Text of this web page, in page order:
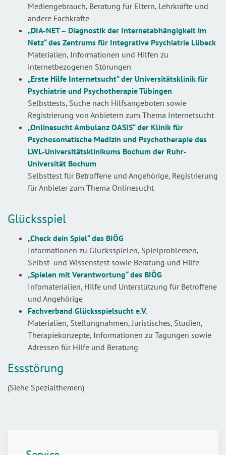
Mediengebrauch, Beratung für Eltern, Lehrkräfte und
andere Fachkräfte
„DIA-NET – Diagnostik der Internetabhängigkeit im
Netz“ des Zentrums für Integrative Psychiatrie Lübeck
Materialien, Informationen und Hilfen zu
internetbezogenen Störungen
„Erste Hilfe Internetsucht“ der Universitätsklinik für
Psychiatrie und Psychotherapie Tübingen
Selbsttests, Suche nach Hilfsangeboten sowie
Registrierung von Anbietern zum Thema Internetsucht
„Onlinesucht Ambulanz OASIS“ der Klinik für
Psychosomatische Medizin und Psychotherapie des
LWL-Universitätsklinikums Bochum der Ruhr-
Universität Bochum
Selbsttest für Betroffene und Angehörige, Registrierung
für Anbieter zum Thema Onlinesucht
Glücksspiel
„Check dein Spiel“des BIÖG
Informationen zu Glücksspielen, Spielproblemen,
Selbst- und Wissenstest sowie Beratung und Hilfe
„Spielen mit Verantwortung“des BIÖG
Infomaterialien, Hilfe und Unterstützung für Betroffene
und Angehörige
Fachverband Glücksspielsucht e.V.
Materialien, Stellungnahmen, Juristisches, Studien,
Therapiekonzepte, Informationen zu Tagungen sowie
Adressen für Hilfe und Beratung
Essstörung
(Siehe Spezialthemen)